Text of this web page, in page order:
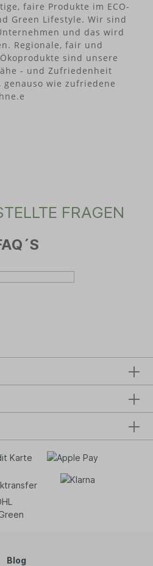
faire Produkte im ECO-
Green Lifestyle. Wir sind
und das wird
Regionale, fair und
sind unsere
- und Zufriedenheit
wie zufriedene
FRAGEN
Blog